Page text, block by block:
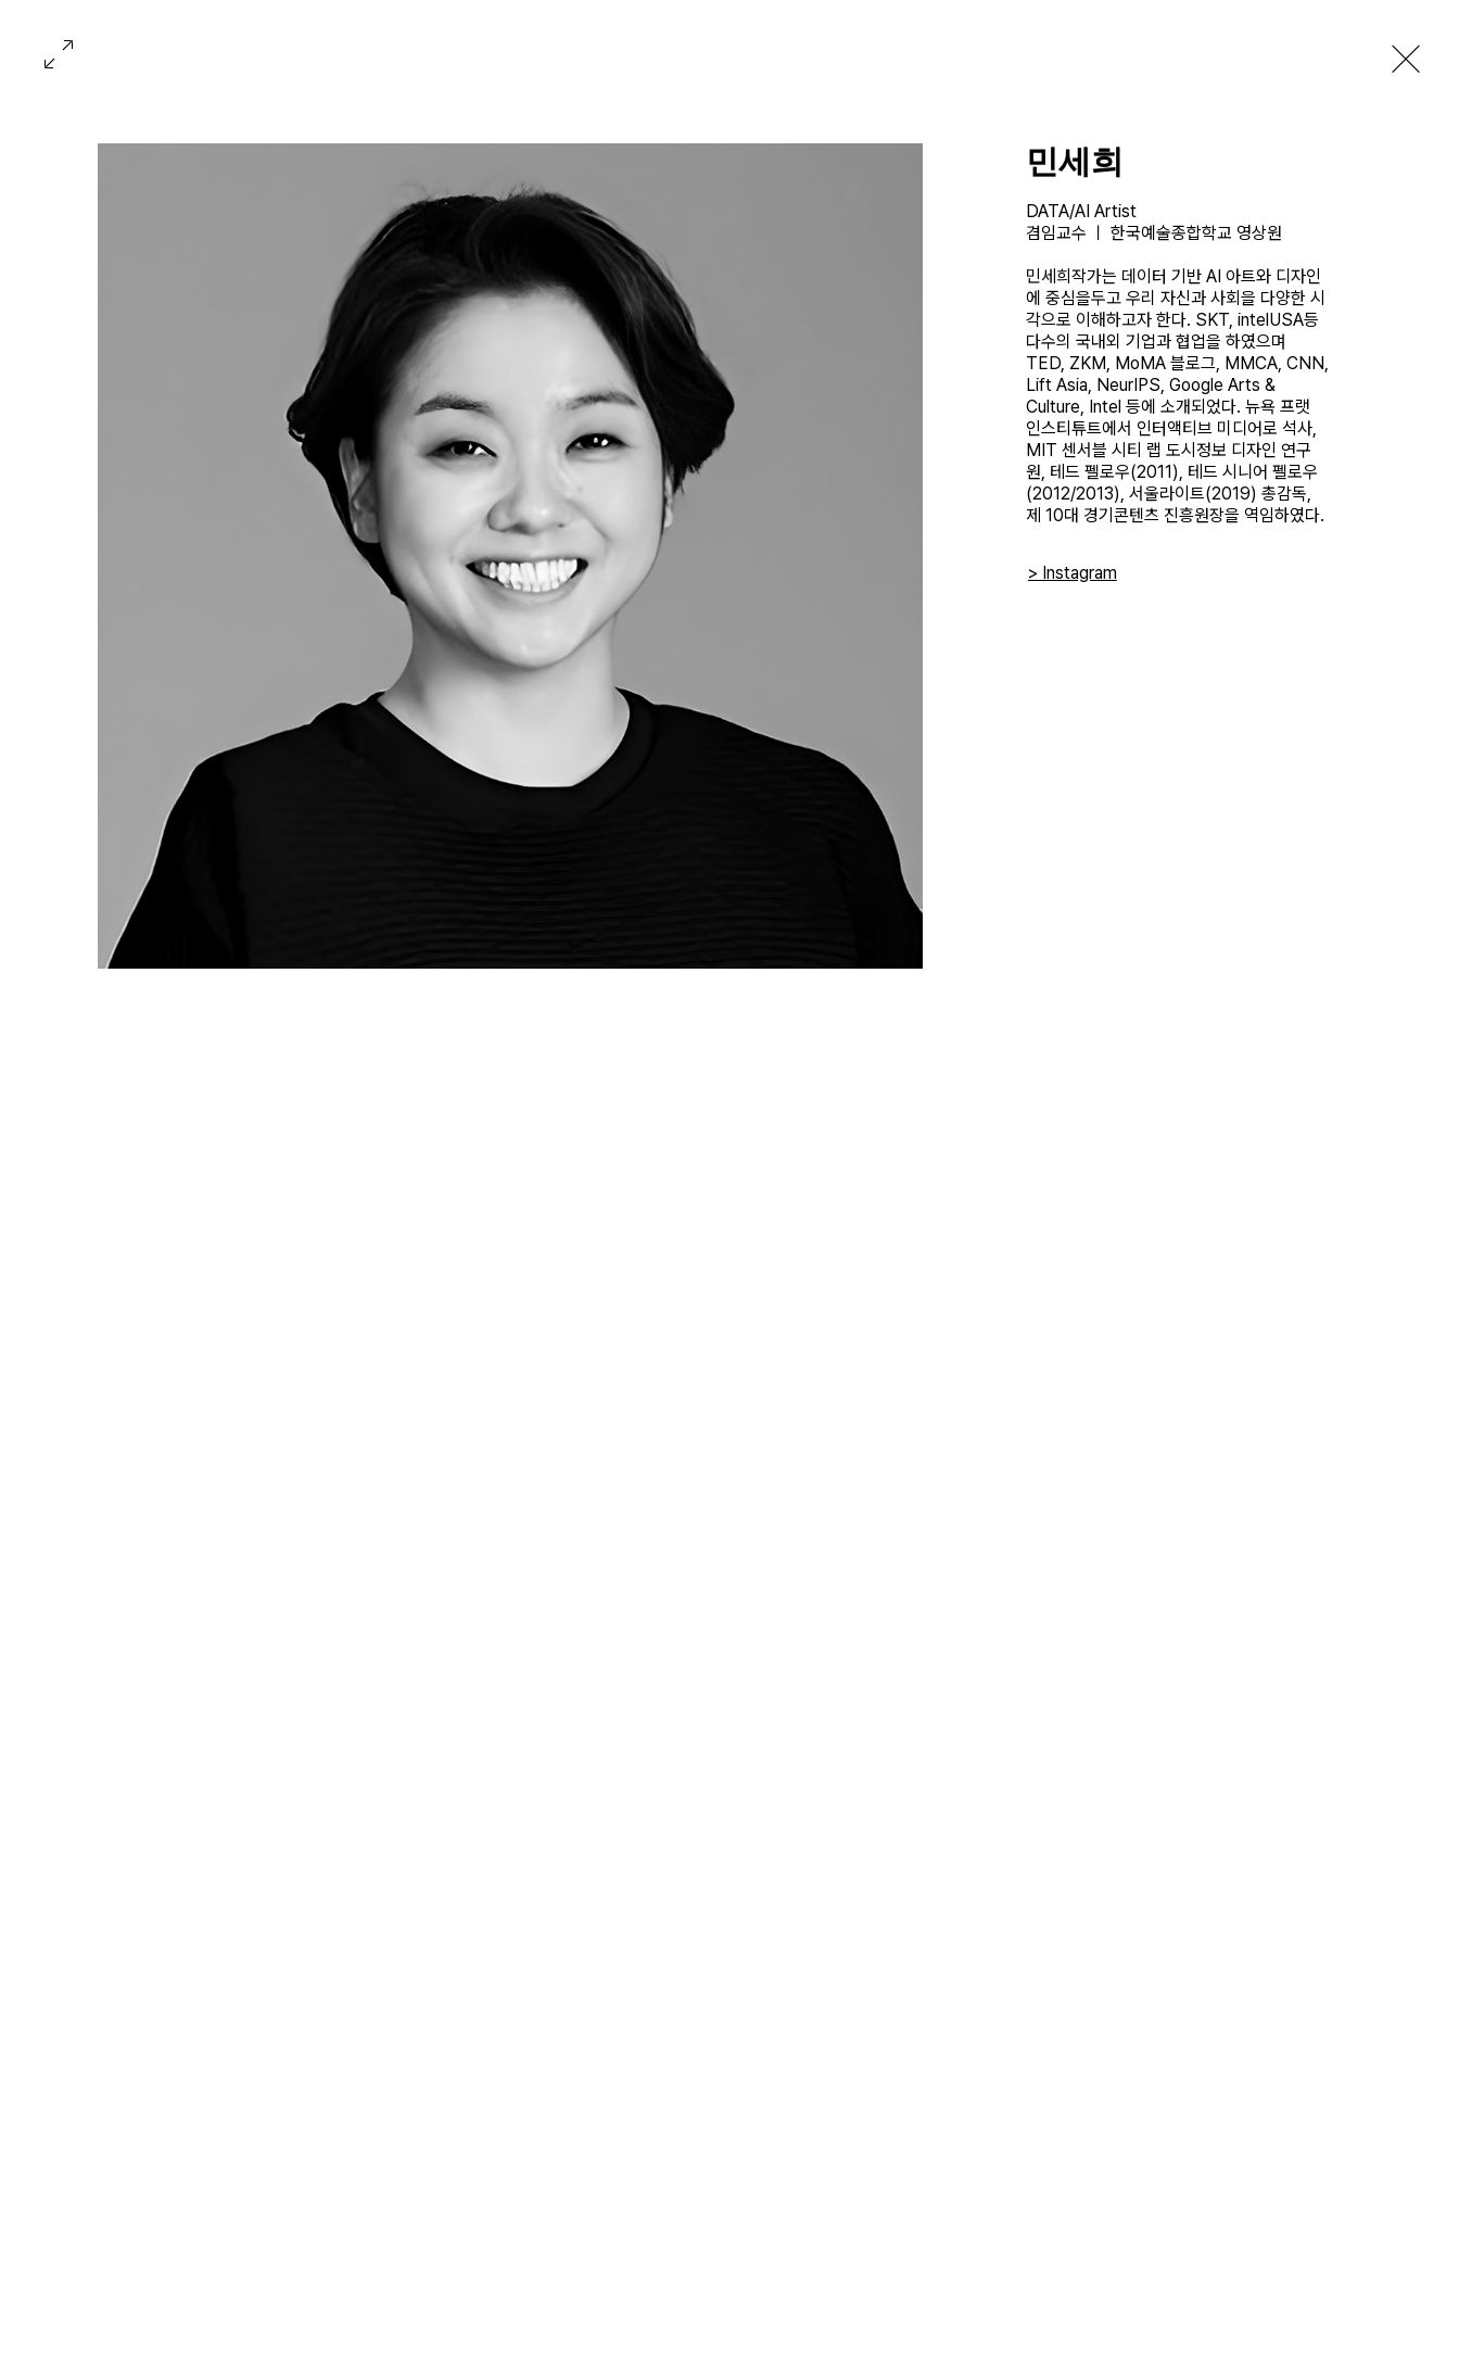
Line Up
민세희
DATA/AI Artist
겸임교수 ㅣ 한국예술종합학교 영상원
민세희작가는 데이터 기반 AI 아트와 디자인
에 중심을두고 우리 자신과 사회을 다양한 시
각으로 이해하고자 한다. SKT, intelUSA등
다수의 국내외 기업과 협업을 하였으며
TED, ZKM, MoMA 블로그, MMCA, CNN,
Lift Asia, NeurIPS, Google Arts &
Culture, Intel 등에 소개되었다. 뉴욕 프랫
인스티튜트에서 인터액티브 미디어로 석사,
MIT 센서블 시티 랩 도시정보 디자인 연구
원, 테드 펠로우(2011), 테드 시니어 펠로우
(2012/2013), 서울라이트(2019) 총감독,
제 10대 경기콘텐츠 진흥원장을 역임하였다.
> Instagram